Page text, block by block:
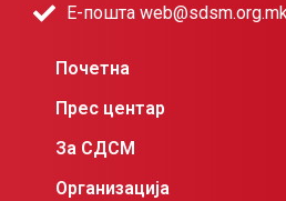
Е-пошта
Почетна
Прес центар
За СДСМ
Организација